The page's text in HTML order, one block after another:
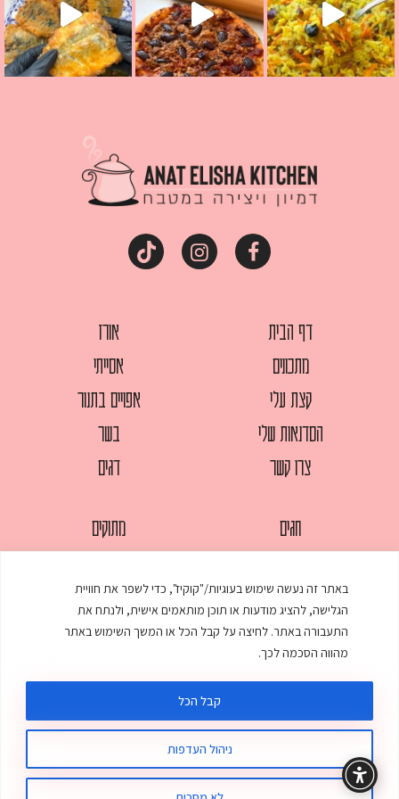
באתר זה נעשה שימוש בעוגיות/"קוקיז", כדי לשפר את חוויית
הגלישה, להציג מודעות או תוכן מותאמים אישית, ולנתח את
התעבורה באתר. לחיצה על קבל הכל או המשך השימוש באתר
מהווה הסכמה לכך.
ניהול העדפות
קבל הכל
דף הבית
מתכונים
קצת עלי
הסדנאות שלי
צרו קשר
אורז
אסייתי
אפויים בתנור
בשר
דגים
חגים
מאפים
ממולאים
מרקים
מתוקים
עוגות
עוף
© כל הזכויות שמורות לענת אלישע | עיצוב ובניית אתר
תקנון האתר מדיניות פרטיות